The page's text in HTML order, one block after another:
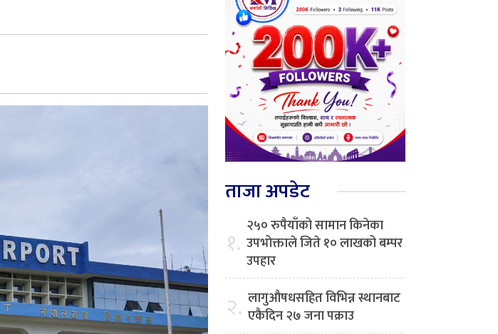
ताजा अपडेट
१. २५० रुपैयाँको सामान किनेका
उपभोक्ताले जिते १० लाखको बम्पर
उपहार
२. लागुऔषधसहित विभिन्न स्थानबाट
एकैदिन २७ जना पक्राउ